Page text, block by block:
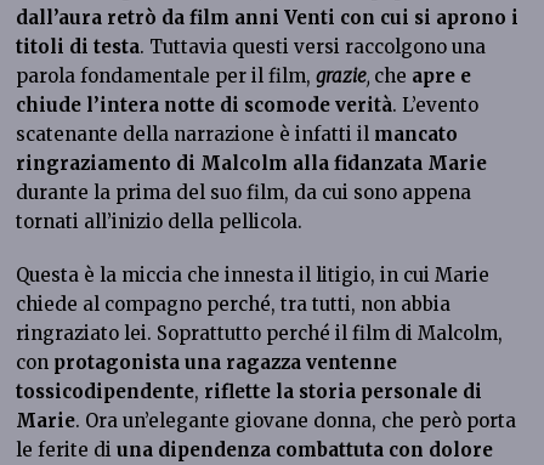
dall’aura retrò da film anni Venti con cui si aprono i
titoli di testa. Tuttavia questi versi raccolgono una
parola fondamentale per il film, grazie, che apre e
chiude l’intera notte di scomode verità. L’evento
scatenante della narrazione è infatti il mancato
ringraziamento di Malcolm alla fidanzata Marie
durante la prima del suo film, da cui sono appena
tornati all’inizio della pellicola.
Questa è la miccia che innesta il litigio, in cui Marie
chiede al compagno perché, tra tutti, non abbia
ringraziato lei. Soprattutto perché il film di Malcolm,
con protagonista una ragazza ventenne
tossicodipendente, riflette la storia personale di
Marie. Ora un’elegante giovane donna, che però porta
le ferite diuna dipendenza combattuta con dolore